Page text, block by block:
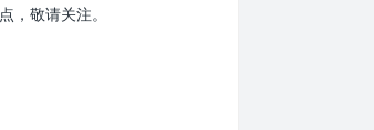
，敬请关注。